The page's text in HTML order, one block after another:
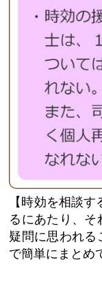
【時効を相談す
るにあたり、そ
疑問に思われる
で簡単にまとめ